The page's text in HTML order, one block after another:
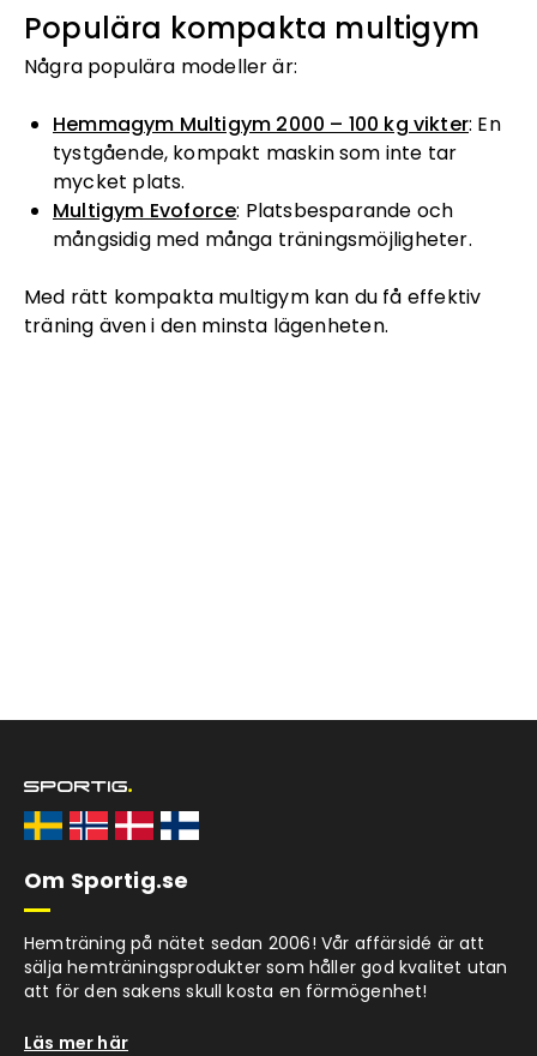
Populära kompakta multigym
Några populära modeller är:
Hemmagym Multigym 2000 – 100 kg vikter: En
tystgående, kompakt maskin som inte tar
mycket plats.
Multigym Evoforce: Platsbesparande och
mångsidig med många träningsmöjligheter.
Med rätt kompakta multigym kan du få effektiv
träning även i den minsta lägenheten.
Om Sportig.se
Hemträning på nätet sedan 2006! Vår affärsidé är att
sälja hemträningsprodukter som håller god kvalitet utan
att för den sakens skull kosta en förmögenhet!
Läs mer här